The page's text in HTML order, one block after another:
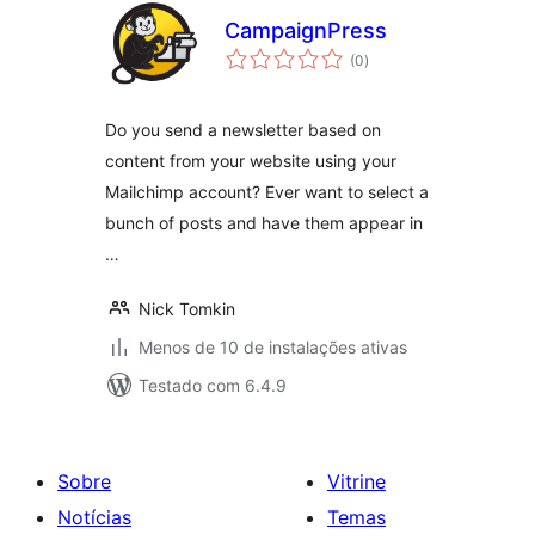
CampaignPress
(0total
de
)
Do you send a newsletter based on
content from your website using your
Mailchimp account? Ever want to select a
bunch of posts and have them appear in
…
Nick Tomkin
Menos de 10 de instalações ativas
Testado com 6.4.9
Sobre
Notícias
Vitrine
Temas